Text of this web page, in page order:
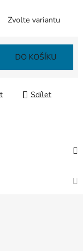
Zvolte variantu
DO KOŠÍKU
Sdílet